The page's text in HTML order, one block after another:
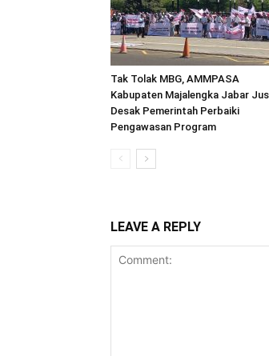
Tak Tolak MBG, AMMPASA
Kabupaten Majalengka Jabar
Desak Pemerintah Perbaiki
Pengawasan Program
LEAVE A REPLY